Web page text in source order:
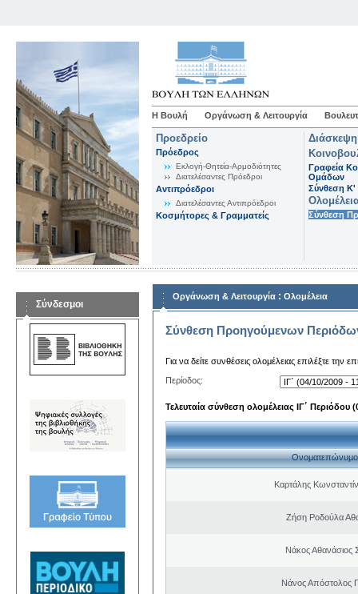
Η Βουλή Οργάνωση & Λειτουργία
Προεδρείο
Πρόεδρος
Εκλογή-Θητεία-Αρμοδιότητες
Διατελέσαντες Πρόεδροι
Αντιπρόεδροι
Διατελέσαντες Αντιπρόεδροι
Κοσμήτορες & Γραμματείς
Γραφεία
Ομάδων
Σύνθεση K'
Σύνθεση
Σύνδεσμοι
Οργάνωση & Λειτουργία : Ολομέλεια
Σύνθεση Προηγούμενων
Για να δείτε συνθέσεις ολομέλειας επιλέξτε την
Περίοδος:
Τελευταία σύνθεση ολομέλειας ΙΓ΄ Περιόδου
Ονοματεπώνυμο
Καρτάλης
Ζήση Ροδούλα
Νάκος Αθανάσιος
Νάνος Απόστολος